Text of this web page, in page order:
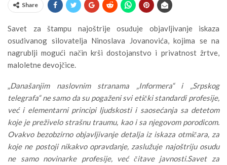
Share
Savet za štampu najoštrije osuđuje objavljivanje iskaza
osuđivanog silovatelja Ninoslava Jovanovića, kojima se na
nagrublji mogući način krši dostojanstvo i privatnost žrtve,
maloletne devojčice.
„Današanjim naslovnim stranama „Informera“ i „Srpskog
telegrafa“ ne samo da su pogaženi svi etički standardi profesije,
već i elementarni principi ljudskosti i saosećanja sa detetom
koje je preživelo strašnu traumu, kao i sa njegovom porodicom.
Ovakvo bezobzirno objavljivanje detalja iz iskaza otmičara, za
koje ne postoji nikakvo opravdanje, zaslužuje najoštriju osudu
ne samo novinarke profesije, već čitave javnosti.Savet za